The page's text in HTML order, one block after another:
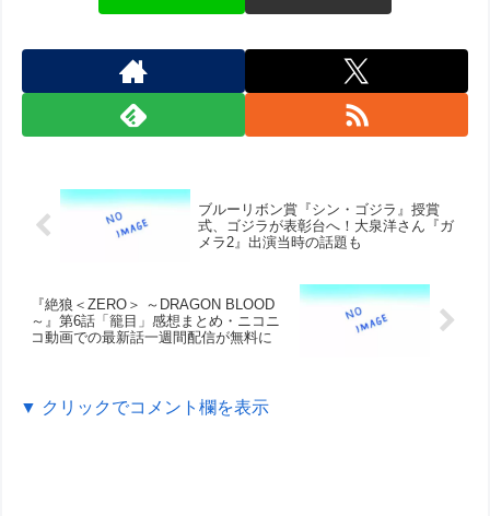
ブルーリボン賞『シン・ゴジラ』授賞
式、ゴジラが表彰台へ！大泉洋さん『ガ
メラ2』出演当時の話題も
『絶狼＜ZERO＞ ～DRAGON BLOOD
～』第6話「籠目」感想まとめ・ニコニ
コ動画での最新話一週間配信が無料に
▼ クリックでコメント欄を表示